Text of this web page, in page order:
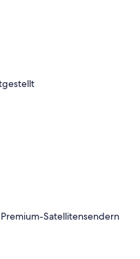
Satellitensendern